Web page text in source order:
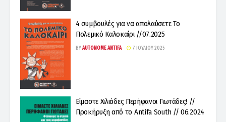
4 συμβουλές για να απολαύσετε Το
Πολεμικό Καλοκαίρι //07.2025
BYAUTONOME ANTIFA 7 ΙΟΥΛΊΟΥ 2025
Είμαστε Χιλιάδες Περήφανοι Γιωτάδες! //
Προκήρυξη από το Antifa South // 06.2024